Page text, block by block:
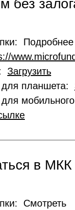
без
Подробнее
Загрузить
планшета:
в
Смотреть